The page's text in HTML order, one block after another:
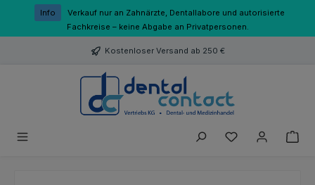
Zum Hauptinhalt springen
Info
Verkauf nur an Zahnärzte, Dentallabore und autorisierte
Fachkreise – keine Abgabe an Privatpersonen.
Kostenloser Versand ab 250 €
Du hast 0